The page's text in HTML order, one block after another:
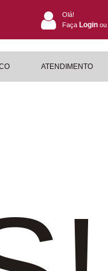
Olá!
Faça Login ou
ATENDIMENTO